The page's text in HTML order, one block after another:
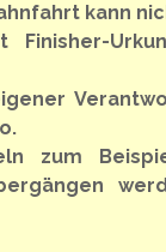
kann
Finisher-
zum